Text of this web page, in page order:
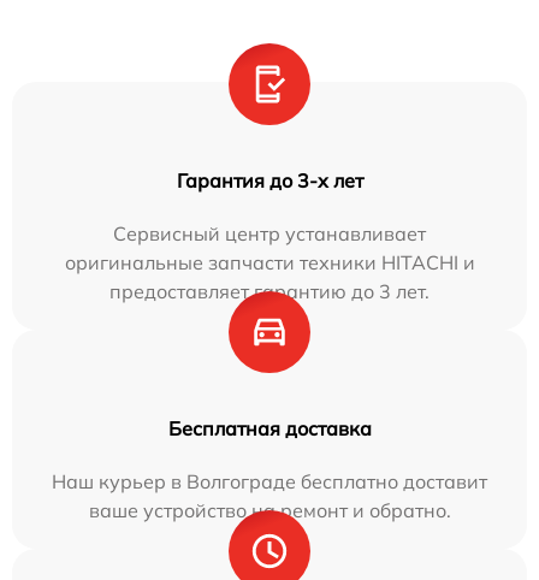
Гарантия до 3-х лет
Сервисный центр устанавливает
оригинальные запчасти техники HITACHI и
предоставляет гарантию до 3 лет.
Бесплатная доставка
Наш курьер в Волгограде бесплатно доставит
ваше устройство на ремонт и обратно.